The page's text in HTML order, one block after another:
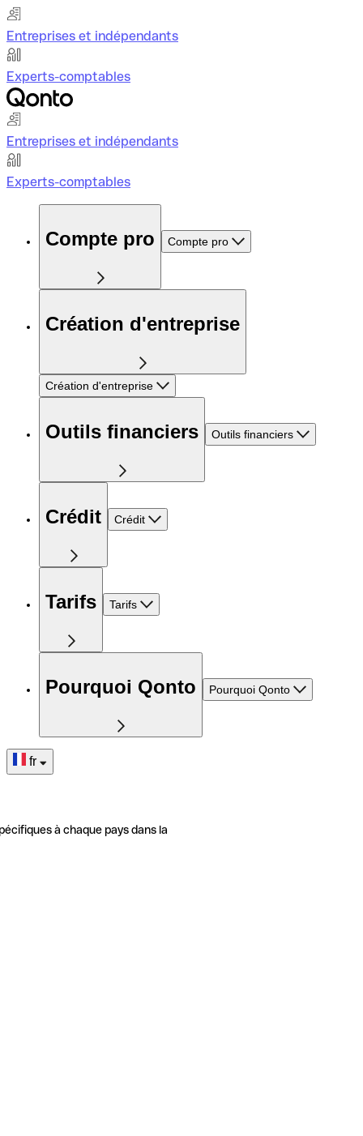
Entreprises et indépendants
Experts-comptables
Entreprises et indépendants
Experts-comptables
Compte pro Compte pro
Création d'entreprise
Création d'entreprise
Outils financiers Outils financiers
Crédit Crédit
Tarifs Tarifs
Pourquoi Qonto Pourquoi Qonto
fr
à chaque pays dans la